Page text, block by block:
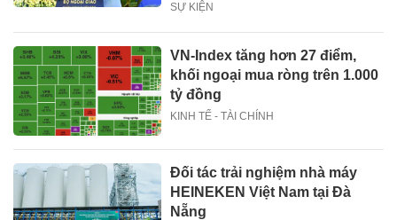
SỰ KIỆN
VN-Index tăng hơn 27 điểm,
khối ngoại mua ròng trên 1.000
tỷ đồng
KINH TẾ - TÀI CHÍNH
Đối tác trải nghiệm nhà máy
HEINEKEN Việt Nam tại Đà
Nẵng